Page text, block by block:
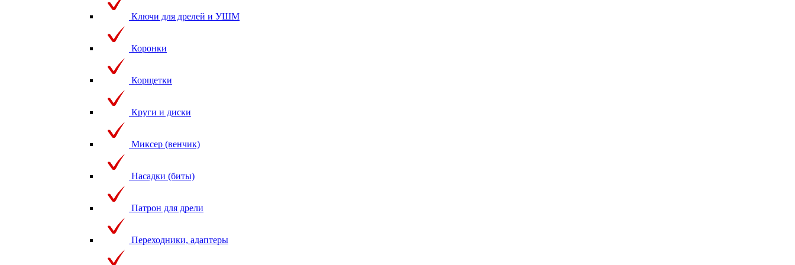
Ключи для дрелей и УШМ
Коронки
Корщетки
Круги и диски
Миксер (венчик)
Насадки (биты)
Патрон для дрели
Переходники, адаптеры